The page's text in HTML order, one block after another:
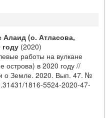
(о. Атласова,
году (2020)
работы на вулкане
острова) в 2020 году //
о Земле. 2020. Вып. 47. №
1816-5524-2020-47-